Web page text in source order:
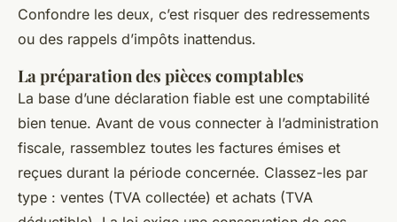
Confondre les deux, c’est risquer des redressements
ou des rappels d’impôts inattendus.
La préparation des pièces comptables
La base d’une déclaration fiable est une comptabilité
bien tenue. Avant de vous connecter à l’administration
fiscale, rassemblez toutes les factures émises et
reçues durant la période concernée. Classez-les par
type : ventes (TVA collectée) et achats (TVA